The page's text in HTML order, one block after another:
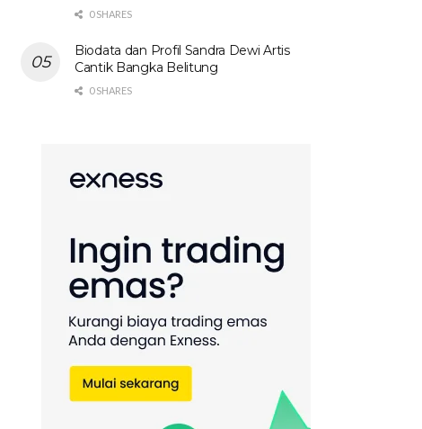
0 SHARES
Biodata dan Profil Sandra Dewi Artis
Cantik Bangka Belitung
0 SHARES